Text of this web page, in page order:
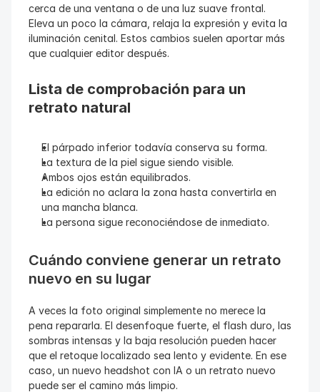
cerca de una ventana o de una luz suave frontal.
Eleva un poco la cámara, relaja la expresión y evita la
iluminación cenital. Estos cambios suelen aportar más
que cualquier editor después.
Lista de comprobación para un
retrato natural
El párpado inferior todavía conserva su forma.
La textura de la piel sigue siendo visible.
Ambos ojos están equilibrados.
La edición no aclara la zona hasta convertirla en
una mancha blanca.
La persona sigue reconociéndose de inmediato.
Cuándo conviene generar un retrato
nuevo en su lugar
A veces la foto original simplemente no merece la
pena repararla. El desenfoque fuerte, el flash duro, las
sombras intensas y la baja resolución pueden hacer
que el retoque localizado sea lento y evidente. En ese
caso, un nuevo headshot con IA o un retrato nuevo
puede ser el camino más limpio.